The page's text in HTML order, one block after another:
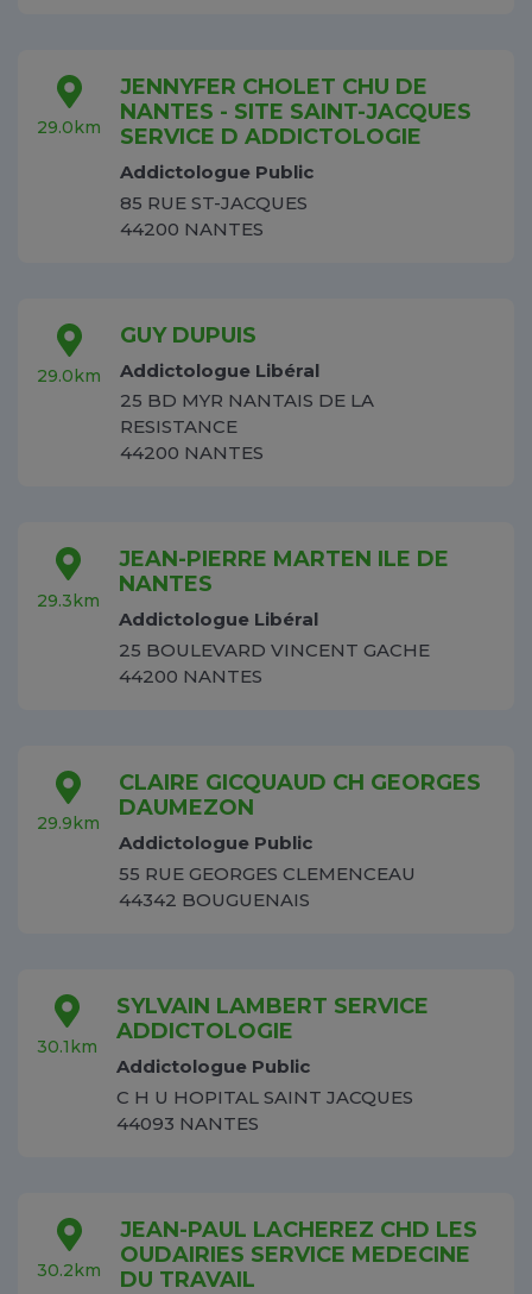
29.0km
JENNYFER CHOLET CHU DE
NANTES - SITE SAINT-JACQUES
SERVICE D ADDICTOLOGIE
Addictologue Public
85 RUE ST-JACQUES
44200 NANTES
29.0km
GUY DUPUIS
Addictologue Libéral
25 BD MYR NANTAIS DE LA
RESISTANCE
44200 NANTES
29.3km
JEAN-PIERRE MARTEN ILE DE
NANTES
Addictologue Libéral
25 BOULEVARD VINCENT GACHE
44200 NANTES
29.9km
CLAIRE GICQUAUD CH GEORGES
DAUMEZON
Addictologue Public
55 RUE GEORGES CLEMENCEAU
44342 BOUGUENAIS
30.1km
SYLVAIN LAMBERT SERVICE
ADDICTOLOGIE
Addictologue Public
C H U HOPITAL SAINT JACQUES
44093 NANTES
30.2km
JEAN-PAUL LACHEREZ CHD LES
OUDAIRIES SERVICE MEDECINE
DU TRAVAIL